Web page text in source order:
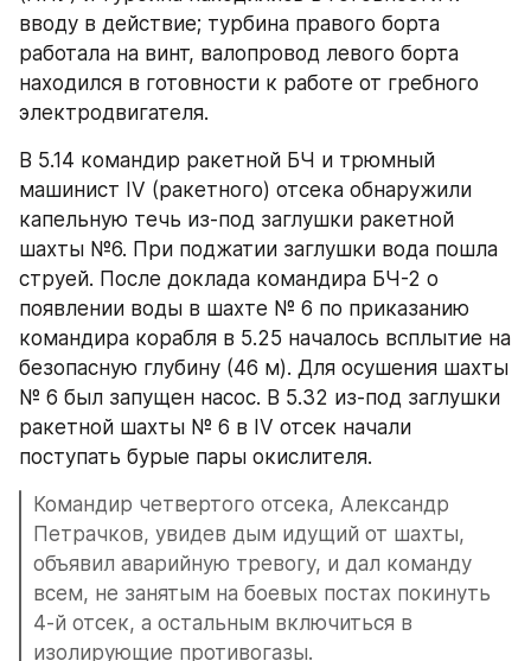
вводу в действие; турбина правого борта
работала на винт, валопровод левого борта
находился в готовности к работе от гребного
электродвигателя.
В 5.14 командир ракетной БЧ и трюмный
машинист IV (ракетного) отсека обнаружили
капельную течь из-под заглушки ракетной
шахты №6. При поджатии заглушки вода пошла
струей. После доклада командира БЧ-2 о
появлении воды в шахте № 6 по приказанию
командира корабля в 5.25 началось всплытие на
безопасную глубину (46 м). Для осушения шахты
№ 6 был запущен насос. В 5.32 из-под заглушки
ракетной шахты № 6 в IV отсек начали
поступать бурые пары окислителя.
Командир четвертого отсека, Александр
Петрачков, увидев дым идущий от шахты,
объявил аварийную тревогу, и дал команду
всем, не занятым на боевых постах покинуть
4-й отсек, а остальным включиться в
изолирующие противогазы.